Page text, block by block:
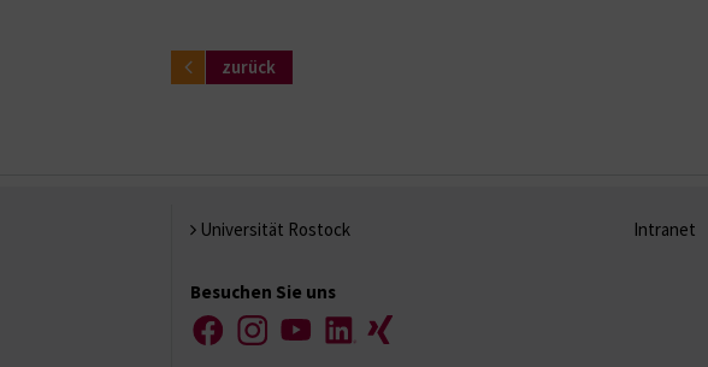
zurück
Universität Rostock
Besuchen Sie uns
FacebookInstagramYouTubeLinkedIn
Xing
Intranet